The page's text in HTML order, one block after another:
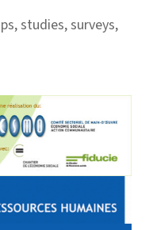
studies, surveys,